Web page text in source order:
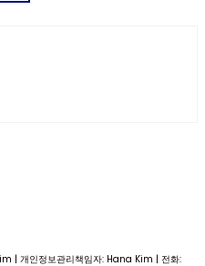
| 개인정보관리책임자: Hana Kim | 전화: